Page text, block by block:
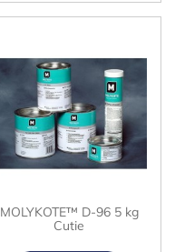
MOLYKOTE™ D-96 5 kg
Cutie